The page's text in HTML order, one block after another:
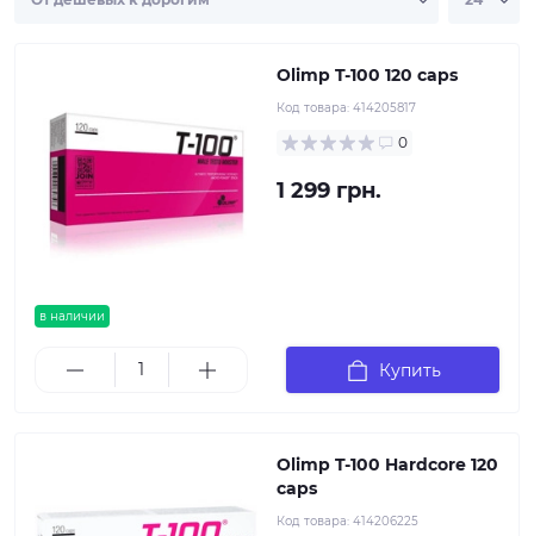
в наличии
Olimp T-100 120 caps
Код товара: 414205817
0
1 299 грн.
Купить
Olimp T-100 Hardcore 120
caps
Код товара: 414206225